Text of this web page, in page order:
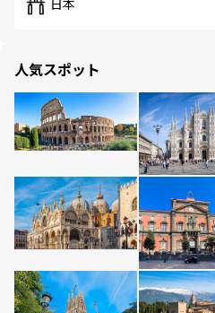
日本
人気スポット